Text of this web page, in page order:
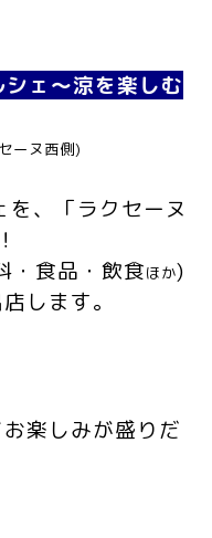
ェ～涼を楽しむ
ーヌ西側)
を、「ラクセーヌ
・食品・飲食ほか)
します。
楽しみが盛りだ